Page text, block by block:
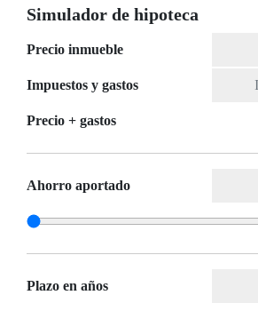
Simulador de hipoteca
Precio inmueble
Impuestos y gastos
Precio + gastos
Ahorro aportado
Plazo en años